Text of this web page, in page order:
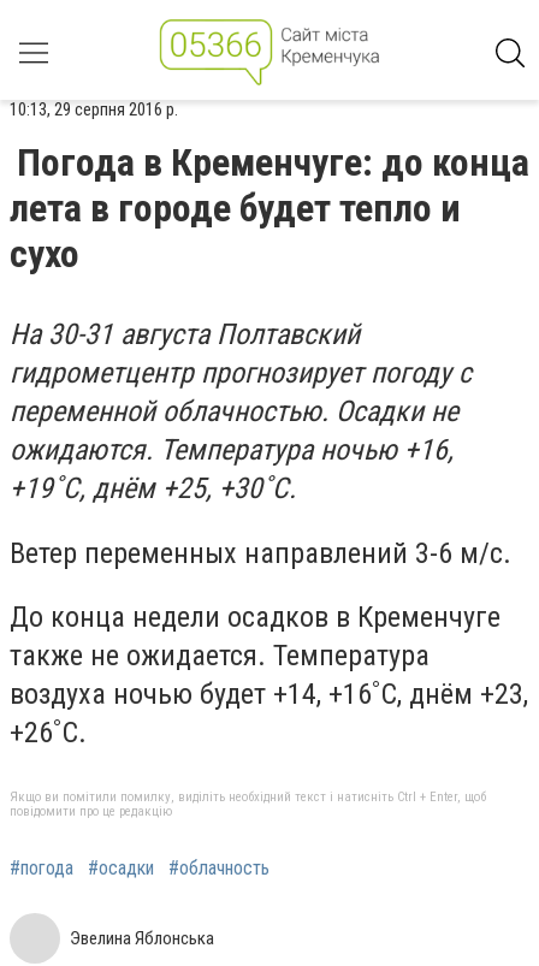
10:13, 29 серпня 2016 р.
Погода в Кременчуге: до конца
лета в городе будет тепло и
сухо
На 30-31 августа Полтавский
гидрометцентр прогнозирует погоду с
переменной облачностью. Осадки не
ожидаются. Температура ночью +16,
+19˚С, днём +25, +30˚С.
Ветер переменных направлений 3-6 м/с.
До конца недели осадков в Кременчуге
также не ожидается. Температура
воздуха ночью будет +14, +16˚С, днём +23,
+26˚С.
Якщо ви помітили помилку, виділіть необхідний текст і натисніть Ctrl + Enter, щоб
повідомити про це редакцію
#погода #осадки #облачность
Эвелина Яблонська